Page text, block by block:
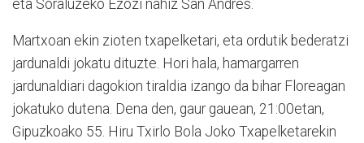
eta Soraluzeko Ezozi nahiz San Andres.
Martxoan ekin zioten txapelketari, eta ordutik bederatzi
jardunaldi jokatu dituzte. Hori hala, hamargarren
jardunaldiari dagokion tiraldia izango da bihar Floreagan
jokatuko dutena. Dena den, gaur gauean, 21:00etan,
Gipuzkoako 55. Hiru Txirlo Bola Joko Txapelketarekin